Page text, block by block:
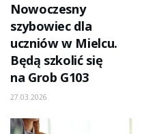
Nowoczesny
szybowiec dla
uczniów w Mielcu.
Będą szkolić się
na Grob G103
27.03.2026